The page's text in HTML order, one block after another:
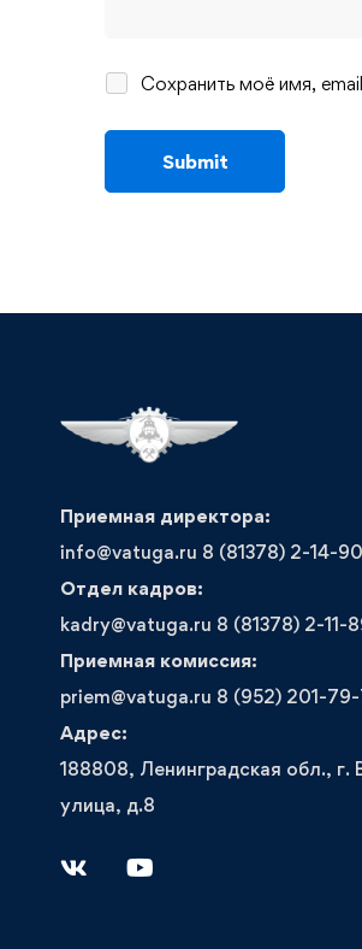
Сохранить моё имя,
Приемная директора:
info@vatuga.ru 8 (81378) 2-14-90
Отдел кадров:
kadry@vatuga.ru 8 (81378) 2-11-
Приемная комиссия:
priem@vatuga.ru 8 (952) 201-79-
Адрес:
188808, Ленинградская обл., г.
улица, д.8